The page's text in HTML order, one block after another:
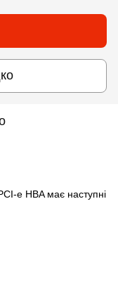
e HBA має наступні